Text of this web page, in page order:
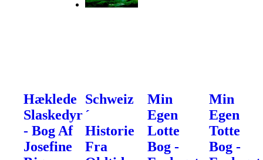
Hæklede
Slaskedyr
- Bog Af
Josefine
Schweiz
´
Historie
Fra
Min
Egen
Lotte
Bog -
Min
Egen
Totte
Bog -